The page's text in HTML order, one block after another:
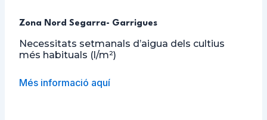
Zona Nord Segarra- Garrigues
Necessitats setmanals d’aigua dels cultius
més habituals (l/m²)
Més informació aquí